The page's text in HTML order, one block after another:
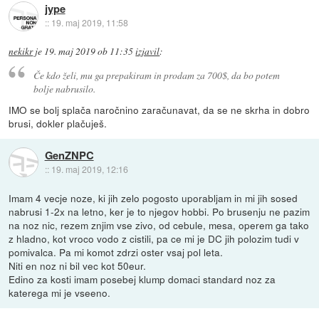
jype
:: 19. maj 2019, 11:58
nekikrje 19. maj 2019 ob 11:35izjavil:
Če kdo želi, mu ga prepakiram in prodam za 700$, da bo potem
bolje nabrusilo.
IMO se bolj splača naročnino zaračunavat, da se ne skrha in dobro
brusi, dokler plačuješ.
GenZNPC
:: 19. maj 2019, 12:16
Imam 4 vecje noze, ki jih zelo pogosto uporabljam in mi jih sosed
nabrusi 1-2x na letno, ker je to njegov hobbi. Po brusenju ne pazim
na noz nic, rezem znjim vse zivo, od cebule, mesa, operem ga tako
z hladno, kot vroco vodo z cistili, pa ce mi je DC jih polozim tudi v
pomivalca. Pa mi komot zdrzi oster vsaj pol leta.
Niti en noz ni bil vec kot 50eur.
Edino za kosti imam posebej klump domaci standard noz za
katerega mi je vseeno.